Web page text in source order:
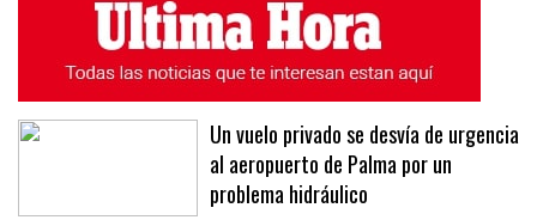
Un vuelo privado se desvía de urgencia
al aeropuerto de Palma por un
problema hidráulico